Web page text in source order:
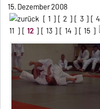
15. Dezember 2008
[ 1 ] [ 2 ] [ 3 ] [ 4
11 ] [ 12 ] [ 13 ] [ 14 ] [ 15 ]